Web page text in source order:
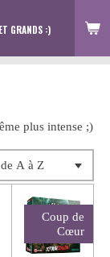
GRANDS :)
plus intense ;)
Coup de
Cœur